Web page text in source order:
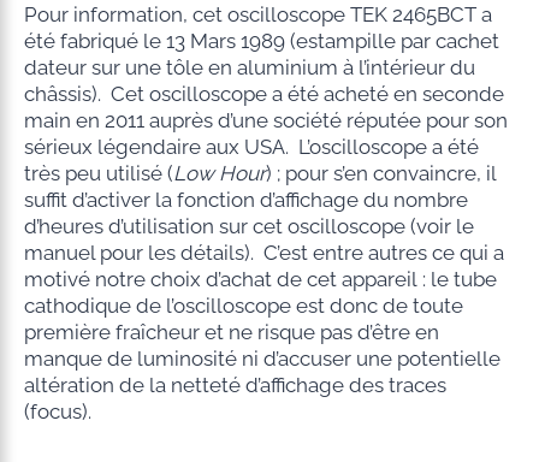
Pour information, cet oscilloscope TEK 2465BCT a
été fabriqué le 13 Mars 1989 (estampille par cachet
dateur sur une tôle en aluminium à l’intérieur du
châssis). Cet oscilloscope a été acheté en seconde
main en 2011 auprès d’une société réputée pour son
sérieux légendaire aux USA. L’oscilloscope a été
très peu utilisé (Low Hour) ; pour s’en convaincre, il
suffit d’activer la fonction d’affichage du nombre
d’heures d’utilisation sur cet oscilloscope (voir le
manuel pour les détails). C’est entre autres ce qui a
motivé notre choix d’achat de cet appareil : le tube
cathodique de l’oscilloscope est donc de toute
première fraîcheur et ne risque pas d’être en
manque de luminosité ni d’accuser une potentielle
altération de la netteté d’affichage des traces
(focus).